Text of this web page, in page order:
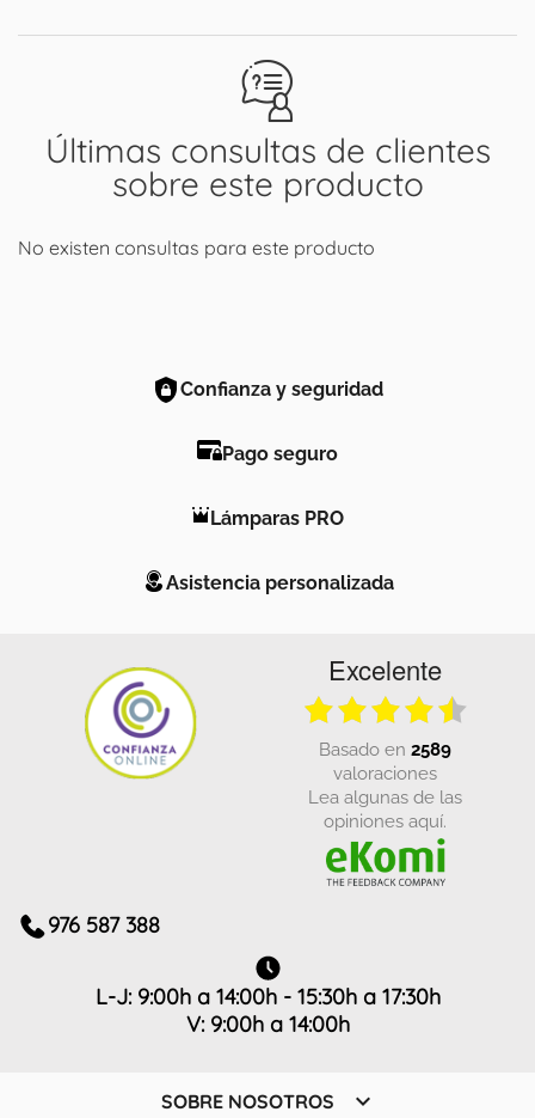
Últimas consultas de clientes
sobre este producto
No existen consultas para este producto
Confianza y seguridad
Pago seguro
Lámparas PRO
Asistencia personalizada
Excelente
basado en 2589
valoraciones
Lea algunas de las
opiniones aquí.
976 587 388
L-J: 9:00h a 14:00h - 15:30h a 17:30h
V: 9:00h a 14:00h
SOBRE NOSOTROS 